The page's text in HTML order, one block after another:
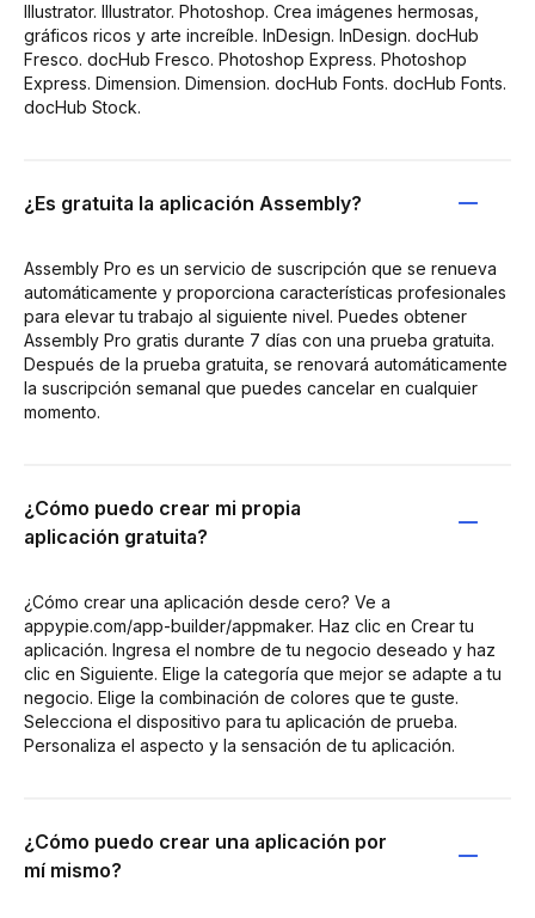
Illustrator. Illustrator. Photoshop. Crea imágenes hermosas,
gráficos ricos y arte increíble. InDesign. InDesign. docHub
Fresco. docHub Fresco. Photoshop Express. Photoshop
Express. Dimension. Dimension. docHub Fonts. docHub Fonts.
docHub Stock.
¿Es gratuita la aplicación Assembly?
Assembly Pro es un servicio de suscripción que se renueva
automáticamente y proporciona características profesionales
para elevar tu trabajo al siguiente nivel. Puedes obtener
Assembly Pro gratis durante 7 días con una prueba gratuita.
Después de la prueba gratuita, se renovará automáticamente
la suscripción semanal que puedes cancelar en cualquier
momento.
¿Cómo puedo crear mi propia
aplicación gratuita?
¿Cómo crear una aplicación desde cero? Ve a
appypie.com/app-builder/appmaker. Haz clic en Crear tu
aplicación. Ingresa el nombre de tu negocio deseado y haz
clic en Siguiente. Elige la categoría que mejor se adapte a tu
negocio. Elige la combinación de colores que te guste.
Selecciona el dispositivo para tu aplicación de prueba.
Personaliza el aspecto y la sensación de tu aplicación.
¿Cómo puedo crear una aplicación por
mí mismo?